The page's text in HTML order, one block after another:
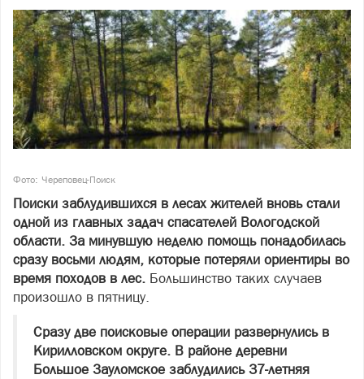
Фото: Череповец-Поиск
Поиски заблудившихся в лесах жителей вновь стали
одной из главных задач спасателей Вологодской
области. За минувшую неделю помощь понадобилась
сразу восьми людям, которые потеряли ориентиры во
время походов в лес. Большинство таких случаев
произошло в пятницу.
Сразу две поисковые операции развернулись в
Кирилловском округе. В районе деревни
Большое Зауломское заблудились 37-летняя